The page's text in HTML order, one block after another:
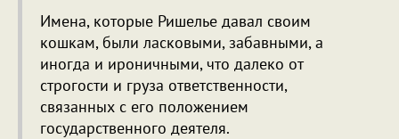
Имена, которые Ришелье давал своим
кошкам, были ласковыми, забавными, а
иногда и ироничными, что далеко от
строгости и груза ответственности,
связанных с его положением
государственного деятеля.